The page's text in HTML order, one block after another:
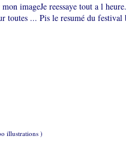
imageJe reessaye tout a l
toutes ... Pis le resumé du festival
illustrations)